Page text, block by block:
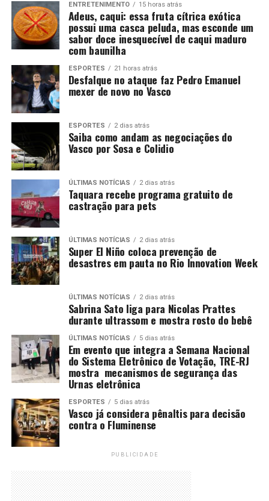
ENTRETENIMENTO 15 horas atrás
Adeus, caqui: essa fruta cítrica exótica
possui uma casca peluda, mas esconde um
sabor doce inesquecível de caqui maduro
com baunilha
ESPORTES 21 horas atrás
Desfalque no ataque faz Pedro Emanuel
mexer de novo no Vasco
ESPORTES 2 dias atrás
Saiba como andam as negociações do
Vasco por Sosa e Colidio
ÚLTIMAS NOTÍCIAS 2 dias atrás
Taquara recebe programa gratuito de
castração para pets
ÚLTIMAS NOTÍCIAS 2 dias atrás
Super El Niño coloca prevenção de
desastres em pauta no Rio Innovation Week
ÚLTIMAS NOTÍCIAS 2 dias atrás
Sabrina Sato liga para Nicolas Prattes
durante ultrassom e mostra rosto do bebê
ÚLTIMAS NOTÍCIAS 5 dias atrás
Em evento que integra a Semana Nacional
do Sistema Eletrônico de Votação, TRE-RJ
mostra mecanismos de segurança das
Urnas eletrônica
ESPORTES 5 dias atrás
Vasco já considera pênaltis para decisão
contra o Fluminense
PUBLICIDADE